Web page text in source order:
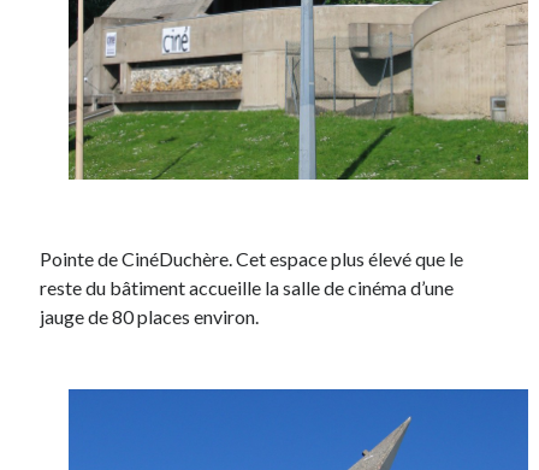
Pointe de CinéDuchère. Cet espace plus élevé que le
reste du bâtiment accueille la salle de cinéma d’une
jauge de 80 places environ.